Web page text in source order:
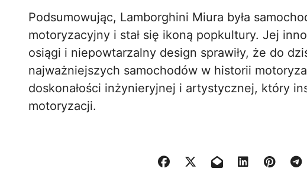
Podsumowując, Lamborghini Miura była
motoryzacyjny i stał się ikoną popkultury. Jej
osiągi i niepowtarzalny design sprawiły, że do
najważniejszych samochodów w historii
doskonałości inżynieryjnej i artystycznej, który
motoryzacji.